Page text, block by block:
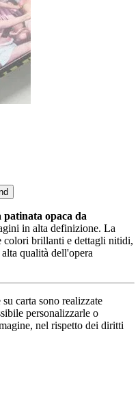
patinata opaca da
in alta definizione. La
colori brillanti e dettagli nitidi,
qualità dell'opera
carta sono realizzate
personalizzarle o
nel rispetto dei diritti